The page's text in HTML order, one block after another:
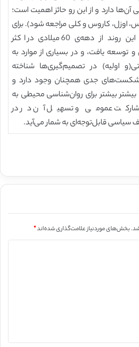
آن‌ها دارد و از این رو حائز اهمیت است؛
اوزل، کاروس و کلی مراجعه شود). برای
اینکه منصفانه باشد، این روند از دهه‌ی 60 میلادی در اکثر
توسعه یافت، و در بسیاری از موارد به
اولیه) در تصمیم‌گیری‌ها شناخته
شکست‌های جدی همچنان وجود دارد و
بیشتر برای روان‌شناسی محیطی به
عمومی و تسهیل آن در در
قابل‌توجه‌ای به شمار می‌آید.
بخش‌های موردنیاز علامت‌گذاری شده‌اند*